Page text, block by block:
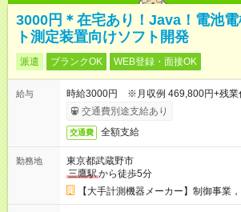
3000円＊在宅あり！Java！電池
ト測定装置向けソフト開発
派遣 ブランクOK WEB登録・面接OK
給与
時給3000円 ※月収例 469,800円+残業
交通費別途支給あり
交通費 全額支給
勤務地
東京都武蔵野市
三鷹駅から徒歩5分
【大手計測機器メーカー】制御事業